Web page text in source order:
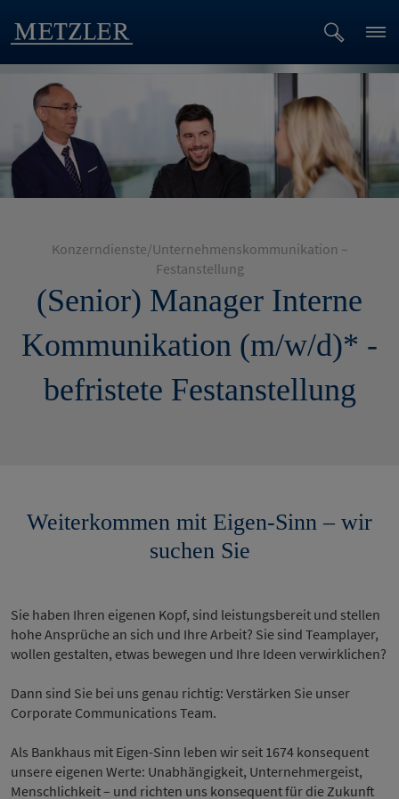
Konzerndienste/Unternehmenskommunikation –
Festanstellung
(Senior) Manager Interne
Kommunikation (m/w/d)* -
befristete Festanstellung
Weiterkommen mit Eigen-Sinn – wir
suchen Sie
Sie haben Ihren eigenen Kopf, sind leistungsbereit und stellen
hohe Ansprüche an sich und Ihre Arbeit? Sie sind Teamplayer,
wollen gestalten, etwas bewegen und Ihre Ideen verwirklichen?
Dann sind Sie bei uns genau richtig: Verstärken Sie unser
Corporate Communications Team.
Als Bankhaus mit Eigen-Sinn leben wir seit 1674 konsequent
unsere eigenen Werte: Unabhängigkeit, Unternehmergeist,
Menschlichkeit – und richten uns konsequent für die Zukunft